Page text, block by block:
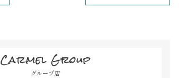
Carmel Group
グループ店